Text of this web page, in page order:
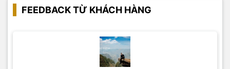
FEEDBACK TỪ KHÁCH HÀNG